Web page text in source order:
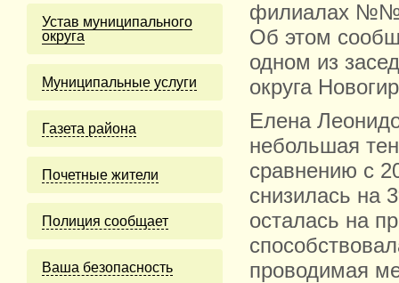
Устав муниципального
округа
Муниципальные услуги
Газета района
Почетные жители
Полиция сообщает
Ваша безопасность
филиалах №№
Об этом
одном из
округа
Елена
небольшая
сравнению с
снизилась на
осталась на
проводимая